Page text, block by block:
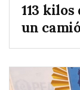
113
un